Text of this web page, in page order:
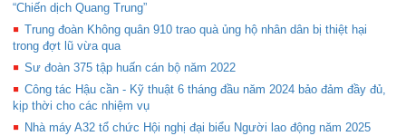
“Chiến dịch Quang Trung”
Trung đoàn Không quân 910 trao quà ủng hộ nhân dân bị thiệt hại
trong đợt lũ vừa qua
Sư đoàn 375 tập huấn cán bộ năm 2022
Công tác Hậu cần - Kỹ thuật 6 tháng đầu năm 2024 bảo đảm đầy đủ,
kịp thời cho các nhiệm vụ
Nhà máy A32 tổ chức Hội nghị đại biểu Người lao động năm 2025